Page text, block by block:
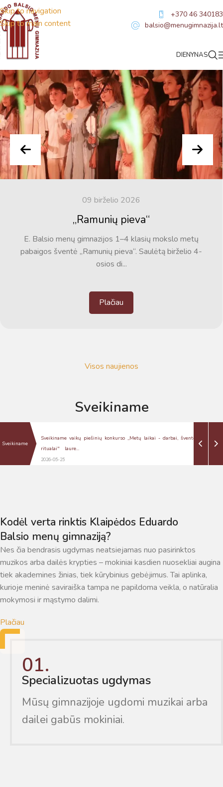
Skip to navigation
Skip to main content
+370 46 340183
balsio@menugimnazija.lt
DIENYNAS
09 birželio 2026
„Ramunių pieva“
E. Balsio menų gimnazijos 1–4 klasių mokslo metų
pabaigos šventė „Ramunių pieva“. Saulėtą birželio 4-
osios di...
Plačiau
Visos naujienos
Sveikiname
Sveikiname
Sveikiname vaikų piešinių konkurso ,,Metų laikai - darbai, šventės, magiški
ritualai" laure...
2026-05-25
Kodėl verta rinktis Klaipėdos Eduardo
Balsio menų gimnaziją?
Nes čia bendrasis ugdymas neatsiejamas nuo pasirinktos
muzikos arba dailės krypties – mokiniai kasdien nuosekliai augina
tiek akademines žinias, tiek kūrybinius gebėjimus. Tai aplinka,
kurioje meninė saviraiška tampa ne papildoma veikla, o natūralia
mokymosi ir mąstymo dalimi.
Plačiau
01.
Specializuotas ugdymas
Mūsų gimnazijoje ugdomi muzikai arba
dailei gabūs mokiniai.
Virtualus asistentas E. Balsio gimnazijos DI
Sveiki! Taip, aš esu virtualus. Tačiau dirbtinis intelektas
suteikia man galimybę ne tik analizuoti Jūsų klausimą, bet
dar tobulai atsimenu visą šioje svetainėje pateiktą